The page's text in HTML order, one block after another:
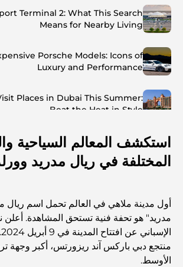
Terminal 2: What This Search
Means for Nearby Living
Porsche Models: Icons of
Luxury and Performance
Places in Dubai This Summer:
Beat the Heat in Style
in the World: Hub of Global
Travel
in Downtown Dubai: A Guide for
Families
استكشف المعالم السياحية
المختلفة في ريال مدريد
أول مدينة ملاهي في العالم تحمل اسم ريال
مدريد" هو تحفة فنية تستحق المشاهدة. أعلن
منتجع دبي باركس آند ريزورتس، أكبر وجهة
الأوسط.